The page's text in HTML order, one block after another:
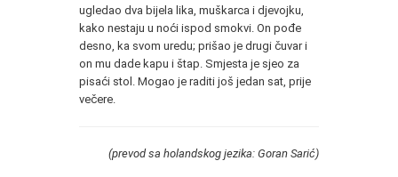
ugledao dva bijela lika, muškarca i djevojku,
kako nestaju u noći ispod smokvi. On pođe
desno, ka svom uredu; prišao je drugi čuvar i
on mu dade kapu i štap. Smjesta je sjeo za
pisaći stol. Mogao je raditi još jedan sat, prije
večere.
(prevod sa holandskog jezika: Goran Sarić)